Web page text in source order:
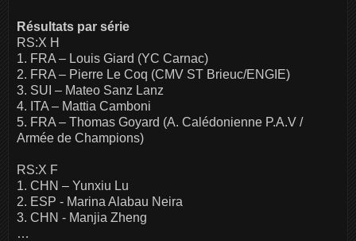
Résultats par série
RS:X H
1. FRA – Louis Giard (YC Carnac)
2. FRA – Pierre Le Coq (CMV ST Brieuc/ENGIE)
3. SUI – Mateo Sanz Lanz
4. ITA – Mattia Camboni
5. FRA – Thomas Goyard (A. Calédonienne P.A.V /
Armée de Champions)
RS:X F
1. CHN – Yunxiu Lu
2. ESP - Marina Alabau Neira
3. CHN - Manjia Zheng
…